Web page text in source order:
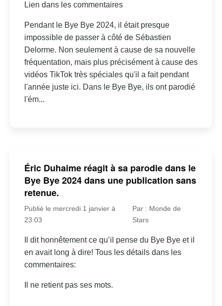
Lien dans les commentaires
Pendant le Bye Bye 2024, il était presque
impossible de passer à côté de Sébastien
Delorme. Non seulement à cause de sa nouvelle
fréquentation, mais plus précisément à cause des
vidéos TikTok très spéciales qu'il a fait pendant
l'année juste ici. Dans le Bye Bye, ils ont parodié
l'ém...
Éric Duhaime réagit à sa parodie dans le
Bye Bye 2024 dans une publication sans
retenue.
Publié le mercredi 1 janvier à
23:03
Par : Monde de
Stars
Il dit honnêtement ce qu’il pense du Bye Bye et il
en avait long à dire! Tous les détails dans les
commentaires:
Il ne retient pas ses mots.